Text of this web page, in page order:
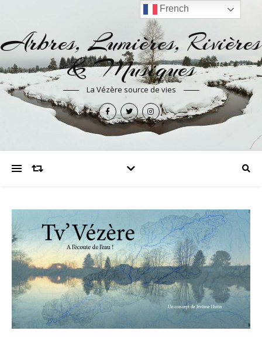
Arbres, Lumières, Rivières
& Musiques
La Vézère source de vies
French